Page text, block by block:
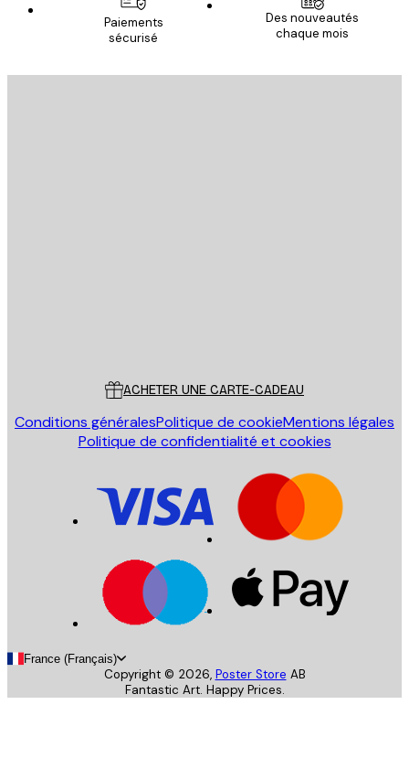
S'INSCRIRE
Paiements
sécurisé
Des nouveautés
chaque mois
ACHETER UNE CARTE-CADEAU
Conditions généralesPolitique de cookieMentions légales
Politique de confidentialité et cookies
France (Français)
Copyright © 2026, Poster Store AB
Fantastic Art. Happy Prices.